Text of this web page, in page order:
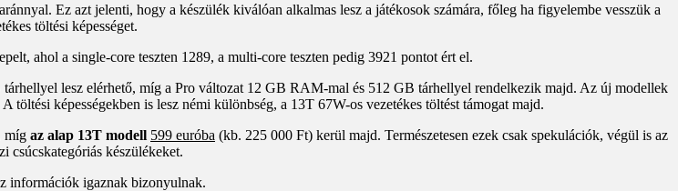
Ez azt jelenti, hogy a készülék kiválóan alkalmas lesz a játékosok számára, főleg ha figyelembe vesszük a
töltési képességet.
ahol a single-core teszten 1289, a multi-core teszten pedig 3921 pontot ért el.
lesz elérhető, míg a Pro változat 12 GB RAM-mal és 512 GB tárhellyel rendelkezik majd. Az új modellek
képességekben is lesz némi különbség, a 13T 67W-os vezetékes töltést támogat majd.
míg az alap 13T modell 599 euróba (kb. 225 000 Ft) kerül majd. Természetesen ezek csak spekulációk, végül is az
csúcskategóriás készülékeket.
információk igaznak bizonyulnak.